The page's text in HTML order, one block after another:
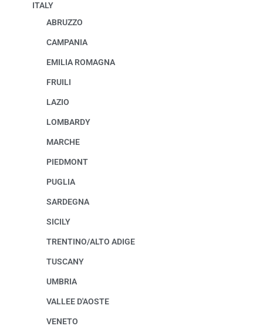
ITALY
ABRUZZO
CAMPANIA
EMILIA ROMAGNA
FRUILI
LAZIO
LOMBARDY
MARCHE
PIEDMONT
PUGLIA
SARDEGNA
SICILY
TRENTINO/ALTO ADIGE
TUSCANY
UMBRIA
VALLEE D'AOSTE
VENETO